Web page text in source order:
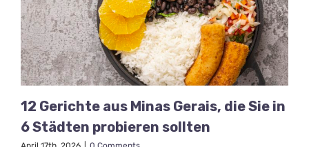
12 Gerichte aus Minas Gerais, die Sie in
6 Städten probieren sollten